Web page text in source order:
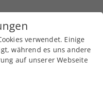
verwendet. Einige
während es uns andere
auf unserer Webseite